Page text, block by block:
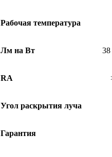
Рабочая температура
Лм на Вт
RA
Угол раскрытия луча
Гарантия